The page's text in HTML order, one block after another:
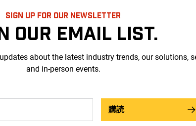
SIGN UP FOR OUR NEWSLETTER
OUR EMAIL LIST.
about the latest industry trends, our solutions,
and in-person events.
購読